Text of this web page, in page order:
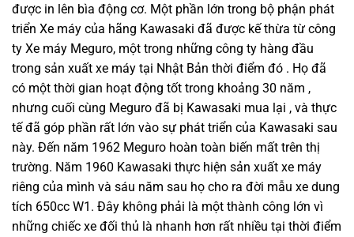
được in lên bìa động cơ. Một phần lớn trong bộ phận phát
triển Xe máy của hãng Kawasaki đã được kế thừa từ công
ty Xe máy Meguro, một trong những công ty hàng đầu
trong sản xuất xe máy tại Nhật Bản thời điểm đó . Họ đã
có một thời gian hoạt động tốt trong khoảng 30 năm ,
nhưng cuối cùng Meguro đã bị Kawasaki mua lại , và thực
tế đã góp phần rất lớn vào sự phát triển của Kawasaki sau
này. Đến năm 1962 Meguro hoàn toàn biến mất trên thị
trường. Năm 1960 Kawasaki thực hiện sản xuất xe máy
riêng của mình và sáu năm sau họ cho ra đời mẫu xe dung
tích 650cc W1. Đây không phải là một thành công lớn vì
những chiếc xe đối thủ là nhanh hơn rất nhiều tại thời điểm